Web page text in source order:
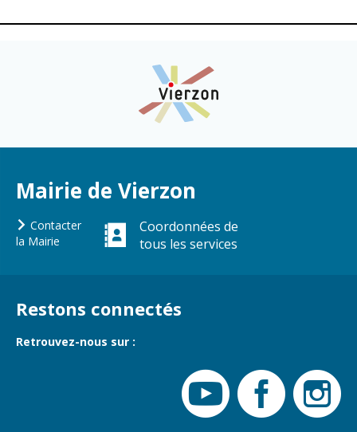
Mairie de Vierzon
Contacter
la Mairie
Coordonnées de
tous les services
Restons connectés
Retrouvez-nous sur :